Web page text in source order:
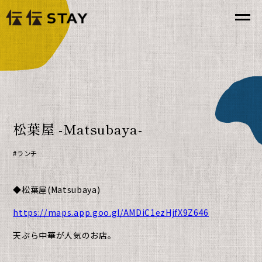
松葉屋 -Matsubaya-
ランチ
◆松葉屋(Matsubaya)
https://maps.app.goo.gl/AMDiC1ezHjfX9Z646
天ぷら中華が人気のお店。